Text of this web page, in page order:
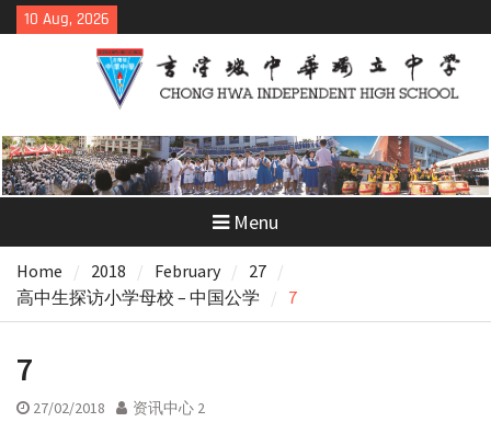
Skip
to
10 Aug, 2026
Menu
Home 2018 February
27
高中生探访小学母校 – 中国公学
7
7
27/02/2018 资讯中心 2